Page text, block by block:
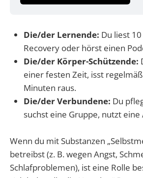
Die/der Lernende: Du liest
Recovery oder hörst einen
Die/der Körper-Schützende:
einer festen Zeit, isst
Minuten raus.
Die/der Verbundene: Du
suchst eine Gruppe, nutzt
Wenn du mit Substanzen
betreibst (z. B. wegen Angst,
Schlafproblemen), ist eine Rolle